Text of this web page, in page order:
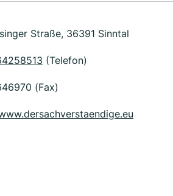
Straße, 36391 Sinntal
(Telefon)
(Fax)